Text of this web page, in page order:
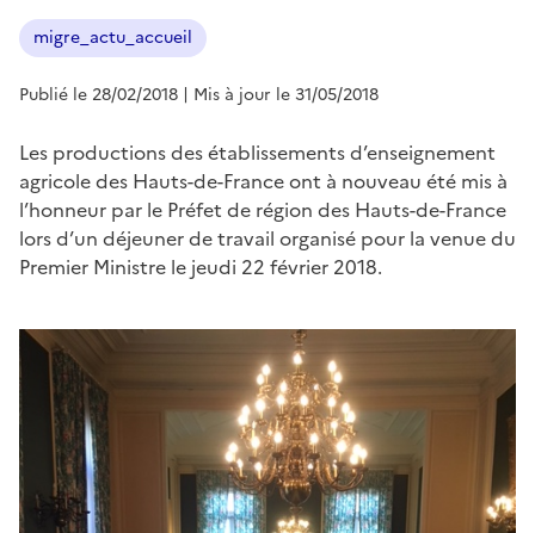
migre_actu_accueil
Publié le 28/02/2018 | Mis à jour le 31/05/2018
Les productions des établissements d’enseignement
agricole des Hauts-de-France ont à nouveau été mis à
l’honneur par le Préfet de région des Hauts-de-France
lors d’un déjeuner de travail organisé pour la venue du
Premier Ministre le jeudi 22 février 2018.